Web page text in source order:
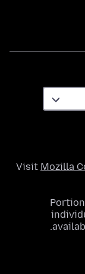
Visit Mozilla
.